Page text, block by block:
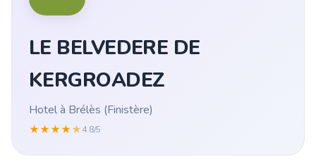
LE BELVEDERE DE
KERGROADEZ
Hotel à Brélès (Finistère)
★★★★★4.8/5